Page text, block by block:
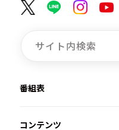
番組表
コンテンツ